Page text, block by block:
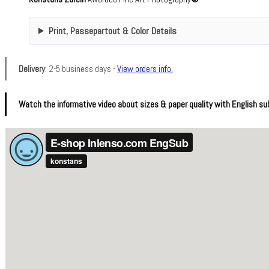
Print, Passepartout & Color Details
Delivery: 2-5 business days -View orders info.
Watch the informative video about sizes & paper quality with English